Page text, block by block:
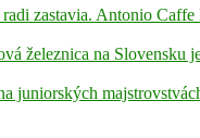
zastavia. Antonio
železnica na
juniorských